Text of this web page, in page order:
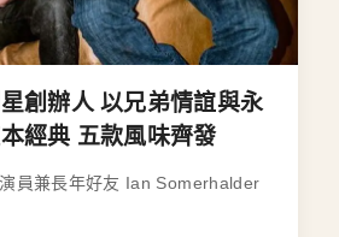
創辦人 以兄弟情誼與永
經典 五款風味齊發
員兼長年好友 Ian Somerhalder